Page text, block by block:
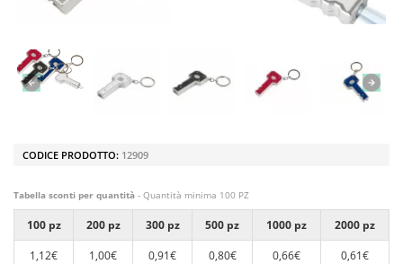
CODICE PRODOTTO: 12909
Tabella sconti per quantità - Quantità minima 100 PZ
100 pz 200 pz 300 pz 500 pz 1000 pz
2000 pz
1,12€
1,00€ 0,91€ 0,80€ 0,66€ 0,61€